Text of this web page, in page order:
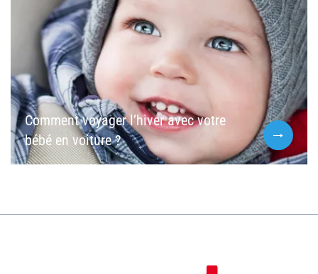
Comment voyager l’hiver avec votre
bébé en voiture ?